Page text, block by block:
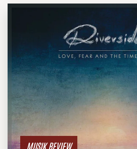
MUSIK REVIEW